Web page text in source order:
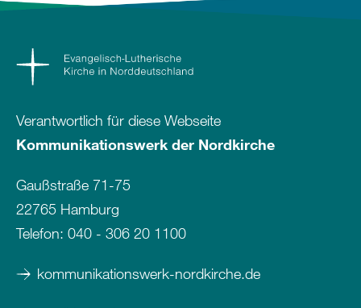
Verantwortlich für diese Webseite
Kommunikationswerk der Nordkirche
Gaußstraße 71-75
22765 Hamburg
Telefon: 040 - 306 20 1100
kommunikationswerk-nordkirche.de